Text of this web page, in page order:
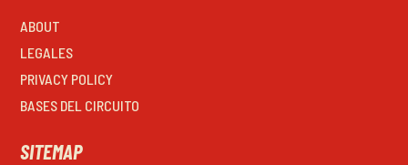
ABOUT
LEGALES
PRIVACY POLICY
BASES DEL CIRCUITO
SITEMAP